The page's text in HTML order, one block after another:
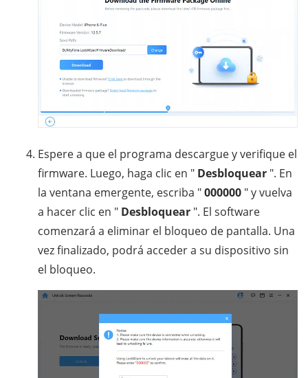
Espere a que el programa descargue y verifique el
firmware. Luego, haga clic en " Desbloquear ". En
la ventana emergente, escriba "000000 " y vuelva
a hacer clic en " Desbloquear ". El software
comenzará a eliminar el bloqueo de pantalla. Una
vez finalizado, podrá acceder a su dispositivo sin
el bloqueo.